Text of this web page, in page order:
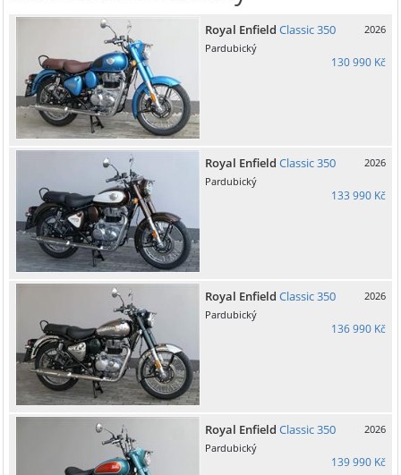
Royal Enfield Classic 350
2026
Pardubický
130 990 Kč
Royal Enfield Classic 350
2026
Pardubický
133 990 Kč
Royal Enfield Classic 350
2026
Pardubický
136 990 Kč
Royal Enfield Classic 350
2026
Pardubický
139 990 Kč